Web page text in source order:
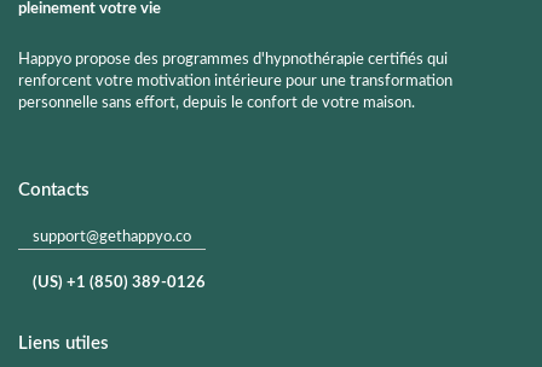
pleinement votre vie
Happyo propose des programmes d'hypnothérapie certifiés qui
renforcent votre motivation intérieure pour une transformation
personnelle sans effort, depuis le confort de votre maison.
Contacts
support@gethappyo.co
(US) +1 (850) 389-0126
Liens utiles